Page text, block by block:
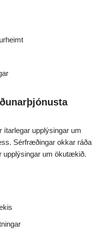
upplýsingar um
Sérfræðingar okkar ráða
upplýsingar um ökutækið.